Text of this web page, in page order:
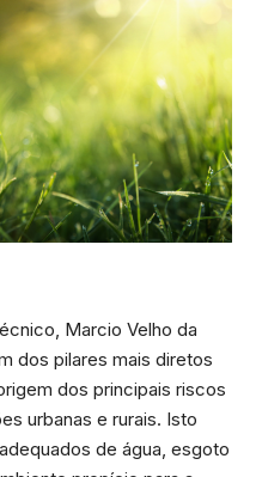
Marcio Velho da
dos pilares mais diretos
dos principais riscos
urbanas e rurais. Isto
de água, esgoto